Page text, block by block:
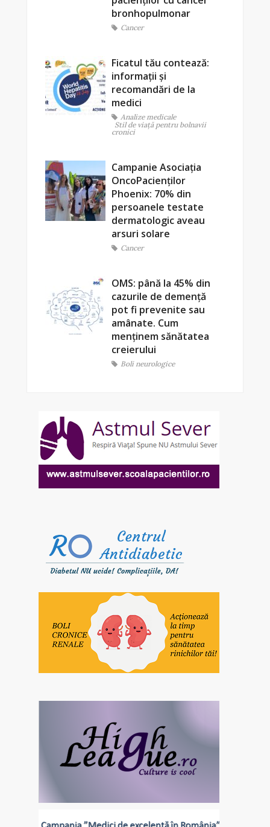
bronhopulmonar
Cancer
Ficatul tău contează:
informații și
recomandări de la
medici
Analize medicale
Stil de viaţă pentru bolnavii
cronici
Campanie Asociația
OncoPacienților
Phoenix: 70% din
persoanele testate
dermatologic aveau
arsuri solare
Cancer
OMS: până la 45% din
cazurile de demență
pot fi prevenite sau
amânate. Cum
menținem sănătatea
creierului
Boli neurologice